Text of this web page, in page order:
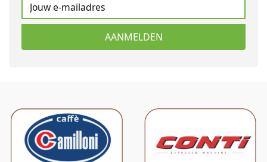
AANMELDEN